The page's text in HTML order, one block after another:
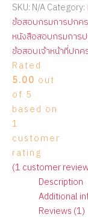
SKU: N/ACategory:
ข้อสอบกรมการปกค
หนังสือสอบกรมการ
ข้อสอบเจ้าหน้าที่ปกค
Rated
5.00 out
of 5
based on
1
customer
rating
(1 customer
Description
Additional
Reviews (1)